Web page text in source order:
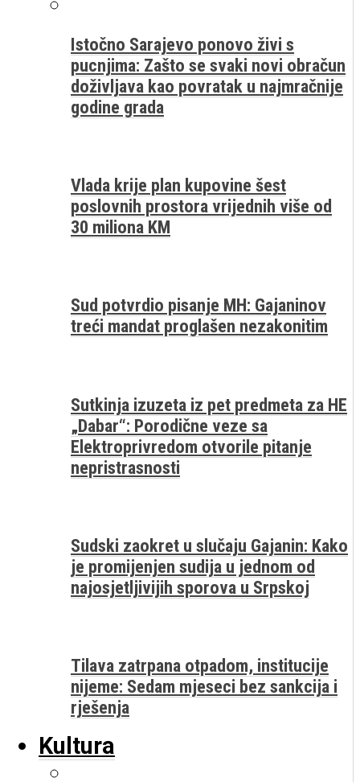
Istočno Sarajevo ponovo živi s
pucnjima: Zašto se svaki novi obračun
doživljava kao povratak u najmračnije
godine grada
Vlada krije plan kupovine šest
poslovnih prostora vrijednih više od
30 miliona KM
Sud potvrdio pisanje MH: Gajaninov
treći mandat proglašen nezakonitim
Sutkinja izuzeta iz pet predmeta za HE
„Dabar“: Porodične veze sa
Elektroprivredom otvorile pitanje
nepristrasnosti
Sudski zaokret u slučaju Gajanin: Kako
je promijenjen sudija u jednom od
najosjetljivijih sporova u Srpskoj
Tilava zatrpana otpadom, institucije
nijeme: Sedam mjeseci bez sankcija i
rješenja
Kultura